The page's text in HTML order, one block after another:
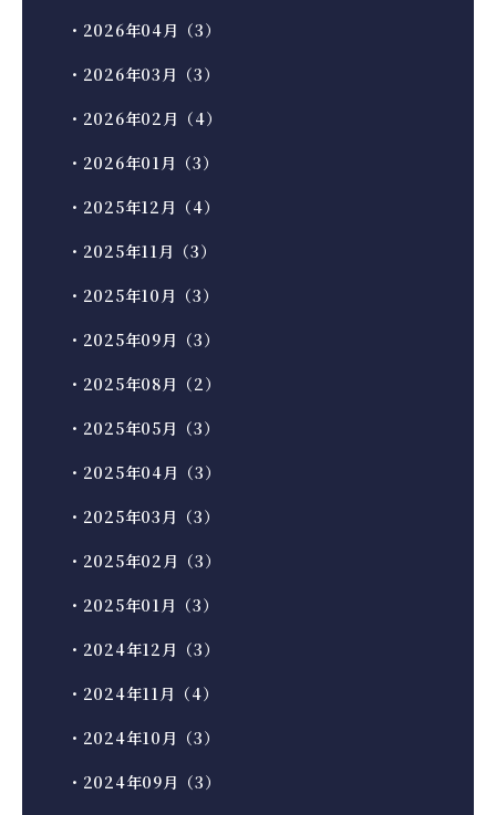
・2026年04月（3）
・2026年03月（3）
・2026年02月（4）
・2026年01月（3）
・2025年12月（4）
・2025年11月（3）
・2025年10月（3）
・2025年09月（3）
・2025年08月（2）
・2025年05月（3）
・2025年04月（3）
・2025年03月（3）
・2025年02月（3）
・2025年01月（3）
・2024年12月（3）
・2024年11月（4）
・2024年10月（3）
・2024年09月（3）